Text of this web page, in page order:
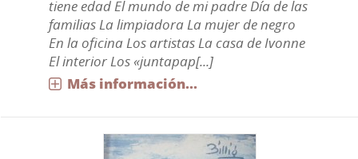
tiene edad El mundo de mi padre Día de las
familias La limpiadora La mujer de negro
En la oficina Los artistas La casa de Ivonne
El interior Los «juntapap[...]
Más información...